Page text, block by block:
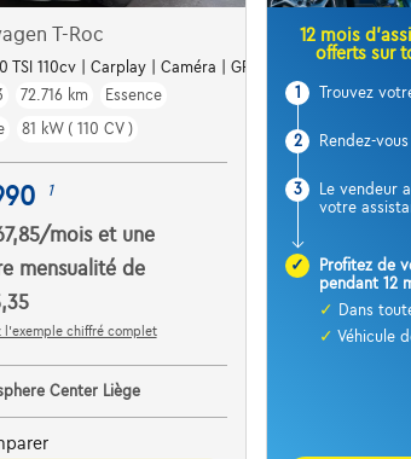
T-Roc
TSI 110cv | Carplay | Caméra | GPS | Sièges Av chauffants
72.716 km
Essence
81 kW ( 110 CV )
1
/mois et une
mensualité de
l’exemple chiffré complet
Center Liège
12 mois
offerts sur
1 Trouvez
2 Rendez-
3
Le vendeur
votre
✓
Profitez de
pendant 12
✓ Dans
✓ Véhicule